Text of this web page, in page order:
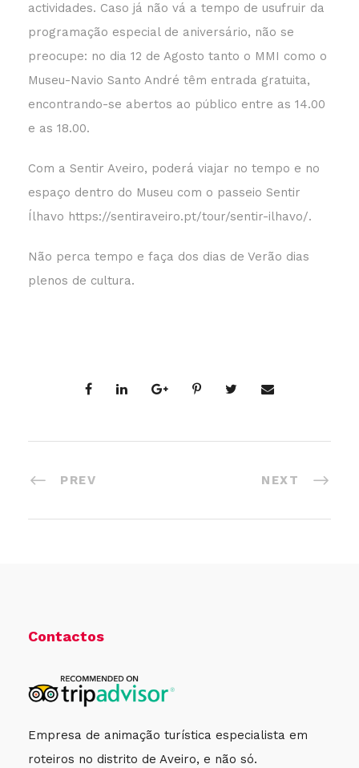
actividades. Caso já não vá a tempo de usufruir da
programação especial de aniversário, não se
preocupe: no dia 12 de Agosto tanto o MMI como o
Museu-Navio Santo André têm entrada gratuita,
encontrando-se abertos ao público entre as 14.00
e as 18.00.
Com a Sentir Aveiro, poderá viajar no tempo e no
espaço dentro do Museu com o passeio Sentir
Ílhavo https://sentiraveiro.pt/tour/sentir-ilhavo/.
Não perca tempo e faça dos dias de Verão dias
plenos de cultura.
PREV NEXT
Contactos
Empresa de animação turística especialista em
roteiros no distrito de Aveiro, e não só.